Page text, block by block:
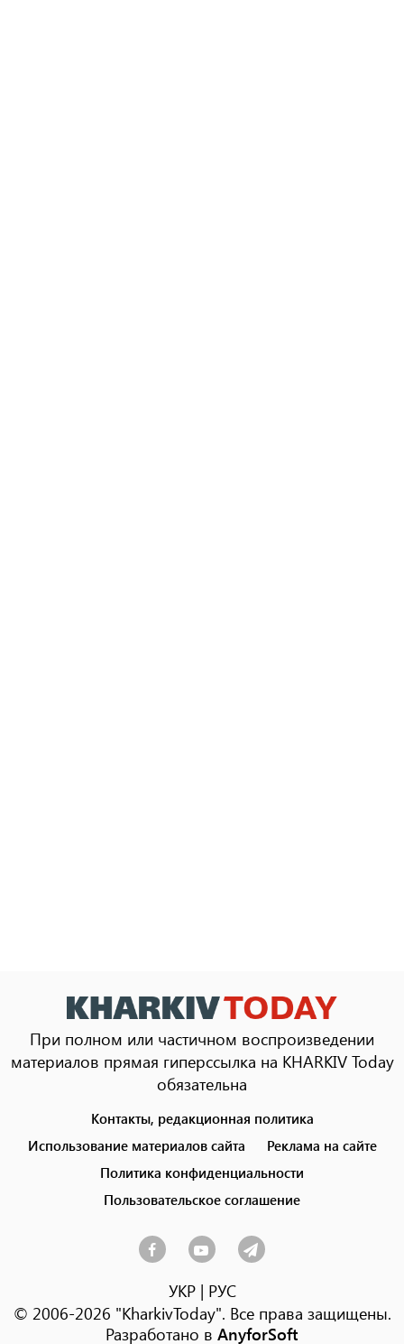
При полном или частичном воспроизведении
материалов прямая гиперссылка на KHARKIV Today
обязательна
menu
Контакты, редакционная политика
Использование материалов сайта
Реклама на сайте
Политика конфиденциальности
Пользовательское соглашение
УКР| РУС
© 2006-2026 "KharkivToday". Все права защищены.
Разработано в AnyforSoft